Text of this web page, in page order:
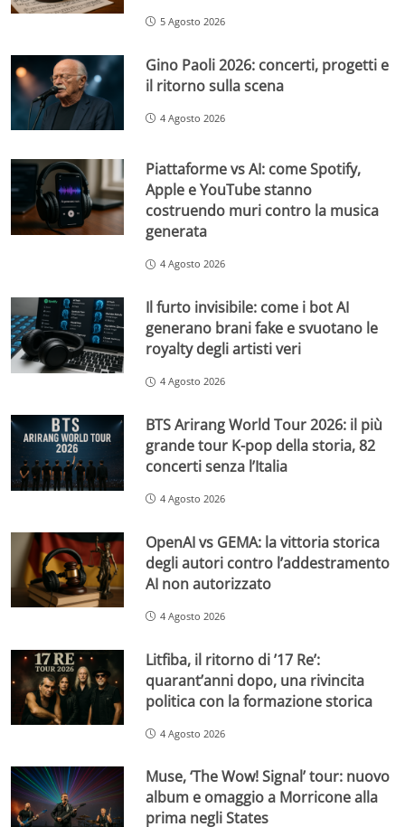
5 Agosto 2026
Gino Paoli 2026: concerti, progetti e
il ritorno sulla scena
4 Agosto 2026
Piattaforme vs AI: come Spotify,
Apple e YouTube stanno
costruendo muri contro la musica
generata
4 Agosto 2026
Il furto invisibile: come i bot AI
generano brani fake e svuotano le
royalty degli artisti veri
4 Agosto 2026
BTS Arirang World Tour 2026: il più
grande tour K-pop della storia, 82
concerti senza l’Italia
4 Agosto 2026
OpenAI vs GEMA: la vittoria storica
degli autori contro l’addestramento
AI non autorizzato
4 Agosto 2026
Litfiba, il ritorno di ’17 Re’:
quarant’anni dopo, una rivincita
politica con la formazione storica
4 Agosto 2026
Muse, ‘The Wow! Signal’ tour: nuovo
album e omaggio a Morricone alla
prima negli States